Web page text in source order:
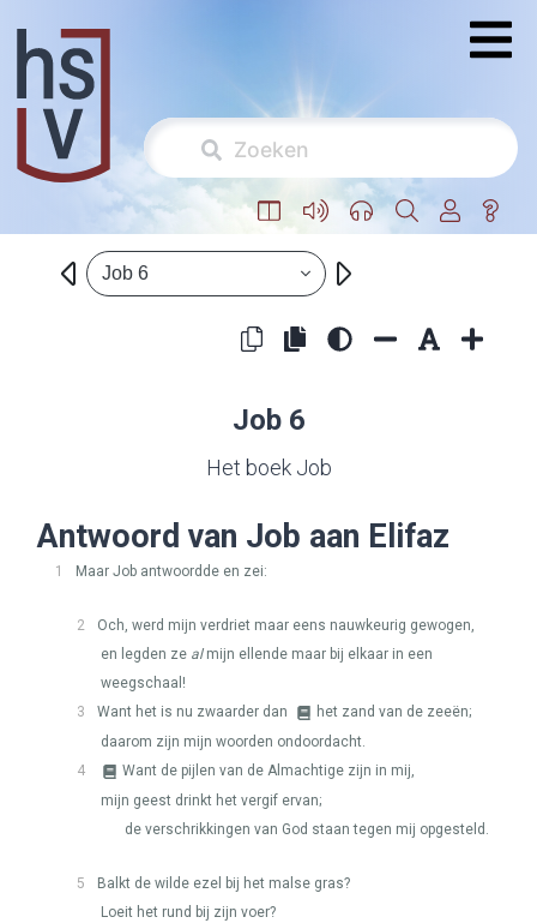
Job 6
Job 6
Het boek Job
Antwoord van Job aan Elifaz
1 Maar Job antwoordde en zei:
2
Och, werd mijn verdriet maar eens nauwkeurig gewogen,
en legden ze almijn ellende maar bij elkaar in een
weegschaal!
3
Want het is nu zwaarder dan
het zand van de zeeën;
daarom zijn mijn woorden ondoordacht.
4
Want de pijlen van de Almachtige zijn in mij,
mijn geest drinkt het vergif ervan;
de verschrikkingen van God staan tegen mij opgesteld.
5
Balkt de wilde ezel bij het malse gras?
Loeit het rund bij zijn voer?